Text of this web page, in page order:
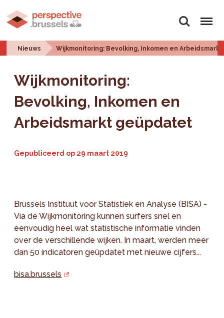
Zoeken Menu
Nieuws Wijkmonitoring: Bevolking, Inkomen en
Wijkmonitoring:
Bevolking, Inkomen en
Arbeidsmarkt geüpdatet
Gepubliceerd op 29 maart 2019
Brussels Instituut voor Statistiek en Analyse (BISA) -
Via de Wijkmonitoring kunnen surfers snel en
eenvoudig heel wat statistische informatie vinden
over de verschillende wijken. In maart, werden meer
dan 50 indicatoren geüpdatet met nieuwe cijfers...
bisa.brussels